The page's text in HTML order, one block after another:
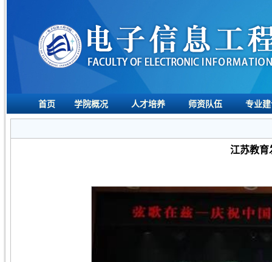
首页 学院概况 人才培养 师资队伍 专业
江苏教育